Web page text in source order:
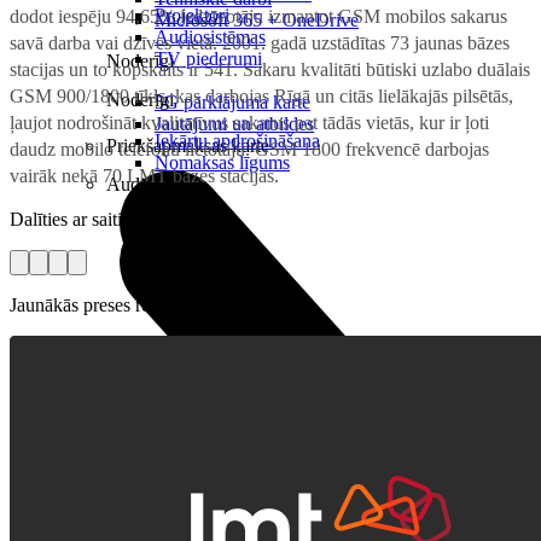
Microsoft 365 + OneDrive
Noderīgi
5G pārklājuma karte
Jautājumi un atbildes
Priekšapmaksas karte
Projektori
Audiosistēmas
TV piederumi
Noderīgi
Iekārtu apdrošināšana
Nomaksas līgums
Audio
dodot iespēju 94,65% iedzīvotāju izmantot GSM mobilos sakarus
savā darba vai dzīves vietā. 2001. gadā uzstādītas 73 jaunas bāzes
stacijas un to kopskaits ir 541. Sakaru kvalitāti būtiski uzlabo duālais
GSM 900/1800 tīkls, kas darbojas Rīgā un citās lielākajās pilsētās,
ļaujot nodrošināt kvalitatīvus sakarus pat tādās vietās, kur ir ļoti
daudz mobilo telefonu lietotāju. GSM 1800 frekvencē darbojas
vairāk nekā 70 LMT bāzes stacijas.
Dalīties ar saiti
Jaunākās preses relīzes